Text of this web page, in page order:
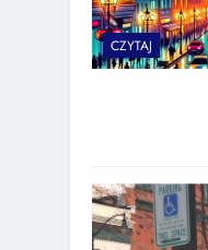
CZYTAJ